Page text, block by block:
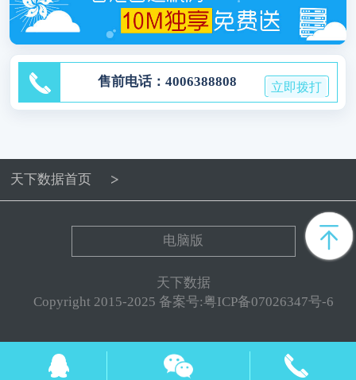
售前电话：4006388808 立即拨打
天下数据首页
电脑版
天下数据
Copyright 2015-2025 备案号:粤ICP备07026347号-6